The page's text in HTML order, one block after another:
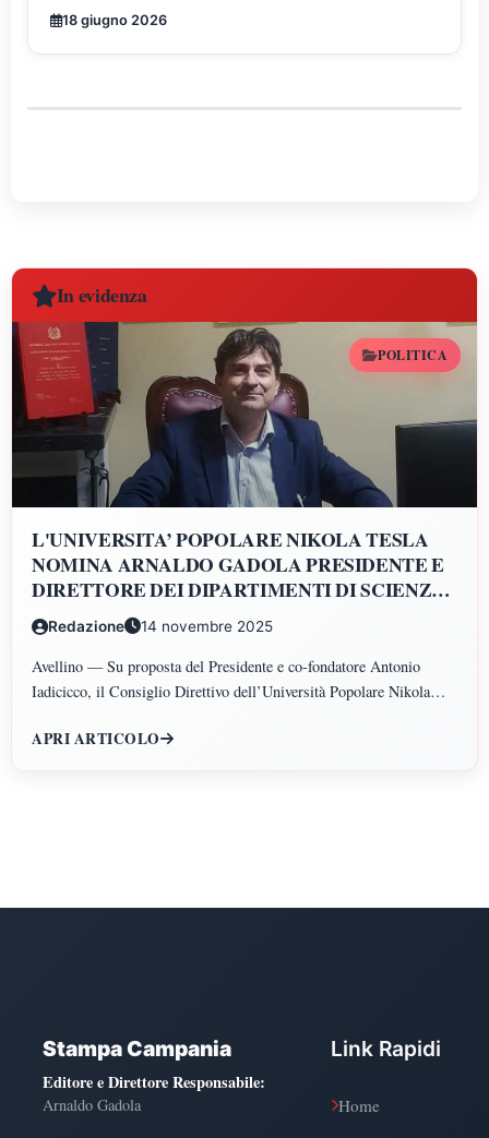
18 giugno 2026
In evidenza
POLITICA
L'UNIVERSITA’ POPOLARE NIKOLA TESLA
NOMINA ARNALDO GADOLA PRESIDENTE E
DIRETTORE DEI DIPARTIMENTI DI SCIENZE
GIURIDICHE, ECONOMICHE, SCIENZE
POLITICHE, PSICOLOGIA, SCIENZE UMANE,
FILOSOFIA E PEDAGOGIA
Redazione 14 novembre 2025
Avellino — Su proposta del Presidente e co-fondatore Antonio
Iadicicco, il Consiglio Direttivo dell’Università Popolare Nikola
Dipartimenti di Scienze Giuridiche ed Economiche, Scienze
APRI ARTICOLO
Stampa Campania
Editore e Direttore Responsabile:
Arnaldo Gadola
Link Rapidi
Home